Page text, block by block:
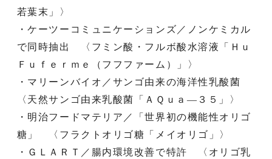
若葉末」〉
・ケーツーコミュニケーションズ／ノンケミカル
で同時抽出 〈フミン酸・フルボ酸水溶液「Ｈｕ
Ｆｕｆｅｒｍｅ（フフファーム）」〉
・マリーンバイオ／サンゴ由来の海洋性乳酸菌
〈天然サンゴ由来乳酸菌「ＡＱｕａ―３５」〉
・明治フードマテリア／「世界初の機能性オリゴ
糖」 〈フラクトオリゴ糖「メイオリゴ」〉
・ＧＬＡＲＴ／腸内環境改善で特許 〈オリゴ乳